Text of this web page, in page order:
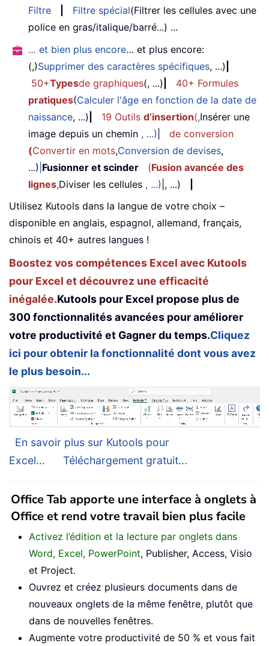
Filtre
Filtre spécial(Filtrer les cellules avec une
police en gras/italique/barré...) ...
… et bien plus encore… et plus encore:
(,)Supprimer des caractères spécifiques, ...)
50+Typesde graphiques(, ...)
40+ Formules
pratiques(Calculer l'âge en fonction de la date de
naissance, ...) 19 Outils d’insertion(,Insérer une
image depuis un chemin , ...)
de conversion
(Convertir en mots,Conversion de devises,
...) Fusionner et scinder (Fusion avancée des
lignes,Diviser les cellules , ...) |, ...)
Utilisez Kutools dans la langue de votre choix –
disponible en anglais, espagnol, allemand, français,
chinois et 40+ autres langues !
Boostez vos compétences Excel avec Kutools
pour Excel et découvrez une efficacité
inégalée.Kutools pour Excel propose plus de
300 fonctionnalités avancées pour améliorer
votre productivité et Gagner du temps.Cliquez
ici pour obtenir la fonctionnalité dont vous avez
le plus besoin...
En savoir plus sur Kutools pour
Excel...
Téléchargement gratuit...
Office Tab apporte une interface à onglets à
Office et rend votre travail bien plus facile
Activez l’édition et la lecture par onglets dans
Word, Excel, PowerPoint, Publisher, Access, Visio
et Project.
Ouvrez et créez plusieurs documents dans de
nouveaux onglets de la même fenêtre, plutôt que
dans de nouvelles fenêtres.
Augmente votre productivité de 50 % et vous fait